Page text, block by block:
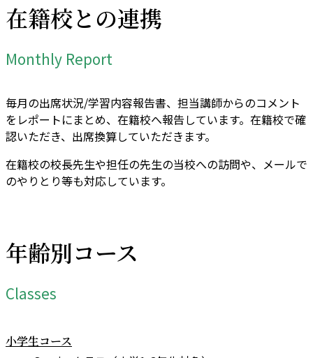
在籍校との連携
Monthly Report
毎月の出席状況/学習内容報告書、担当講師からのコメント
をレポートにまとめ、在籍校へ報告しています。在籍校で確
認いただき、出席換算していただきます。
在籍校の校長先生や担任の先生の当校への訪問や、メールで
のやりとり等も対応しています。
年齢別コース
Classes
小学生コース